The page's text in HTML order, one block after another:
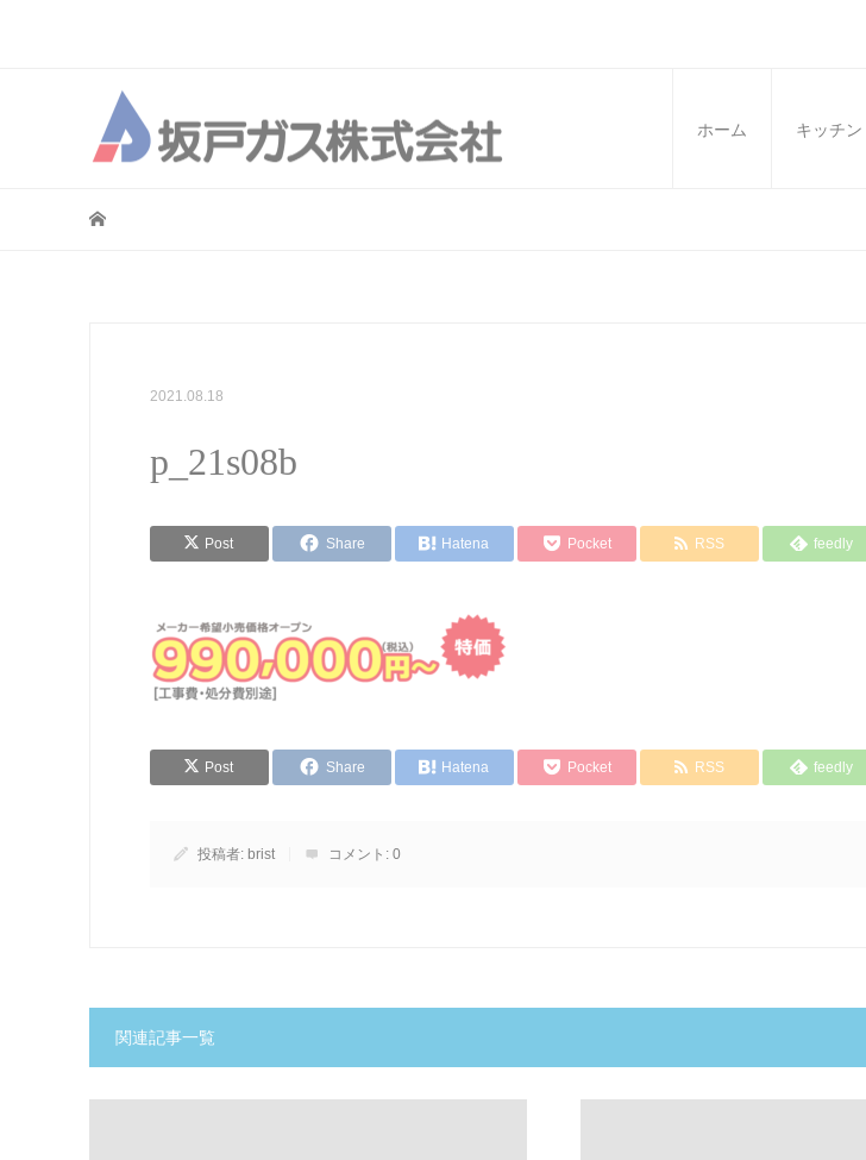
ホーム キッチン
2021.08.18
p_21s08b
Post Share Hatena Pocket RSS feedly
Post Share Hatena Pocket RSS feedly
投稿者: brist コメント: 0
関連記事一覧